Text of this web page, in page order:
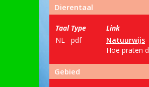
Dierentaal
Taal Type
Link
NL
pdf
Natuurwijs
Hoe praten
Gebied